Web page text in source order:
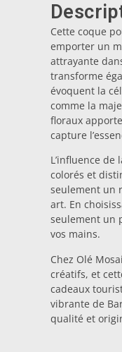
Cette coque
emporter un
attrayante
transforme
évoquent la
comme la
floraux
capture
L’influence
colorés et
seulement un
art. En
seulement un
vos mains.
Chez Olé
créatifs, et
cadeaux
vibrante de
qualité et